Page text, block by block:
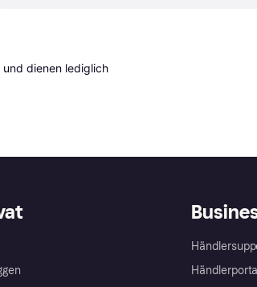
dienen lediglich
Händlerportal